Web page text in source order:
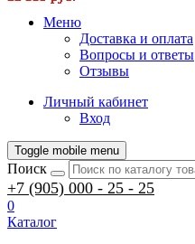
Меню
Доставка и оплата
Вопросы и ответы
Отзывы
Личный кабинет
Вход
Toggle mobile menu
Поиск
+7 (905) 000 - 25 - 25
0
Каталог